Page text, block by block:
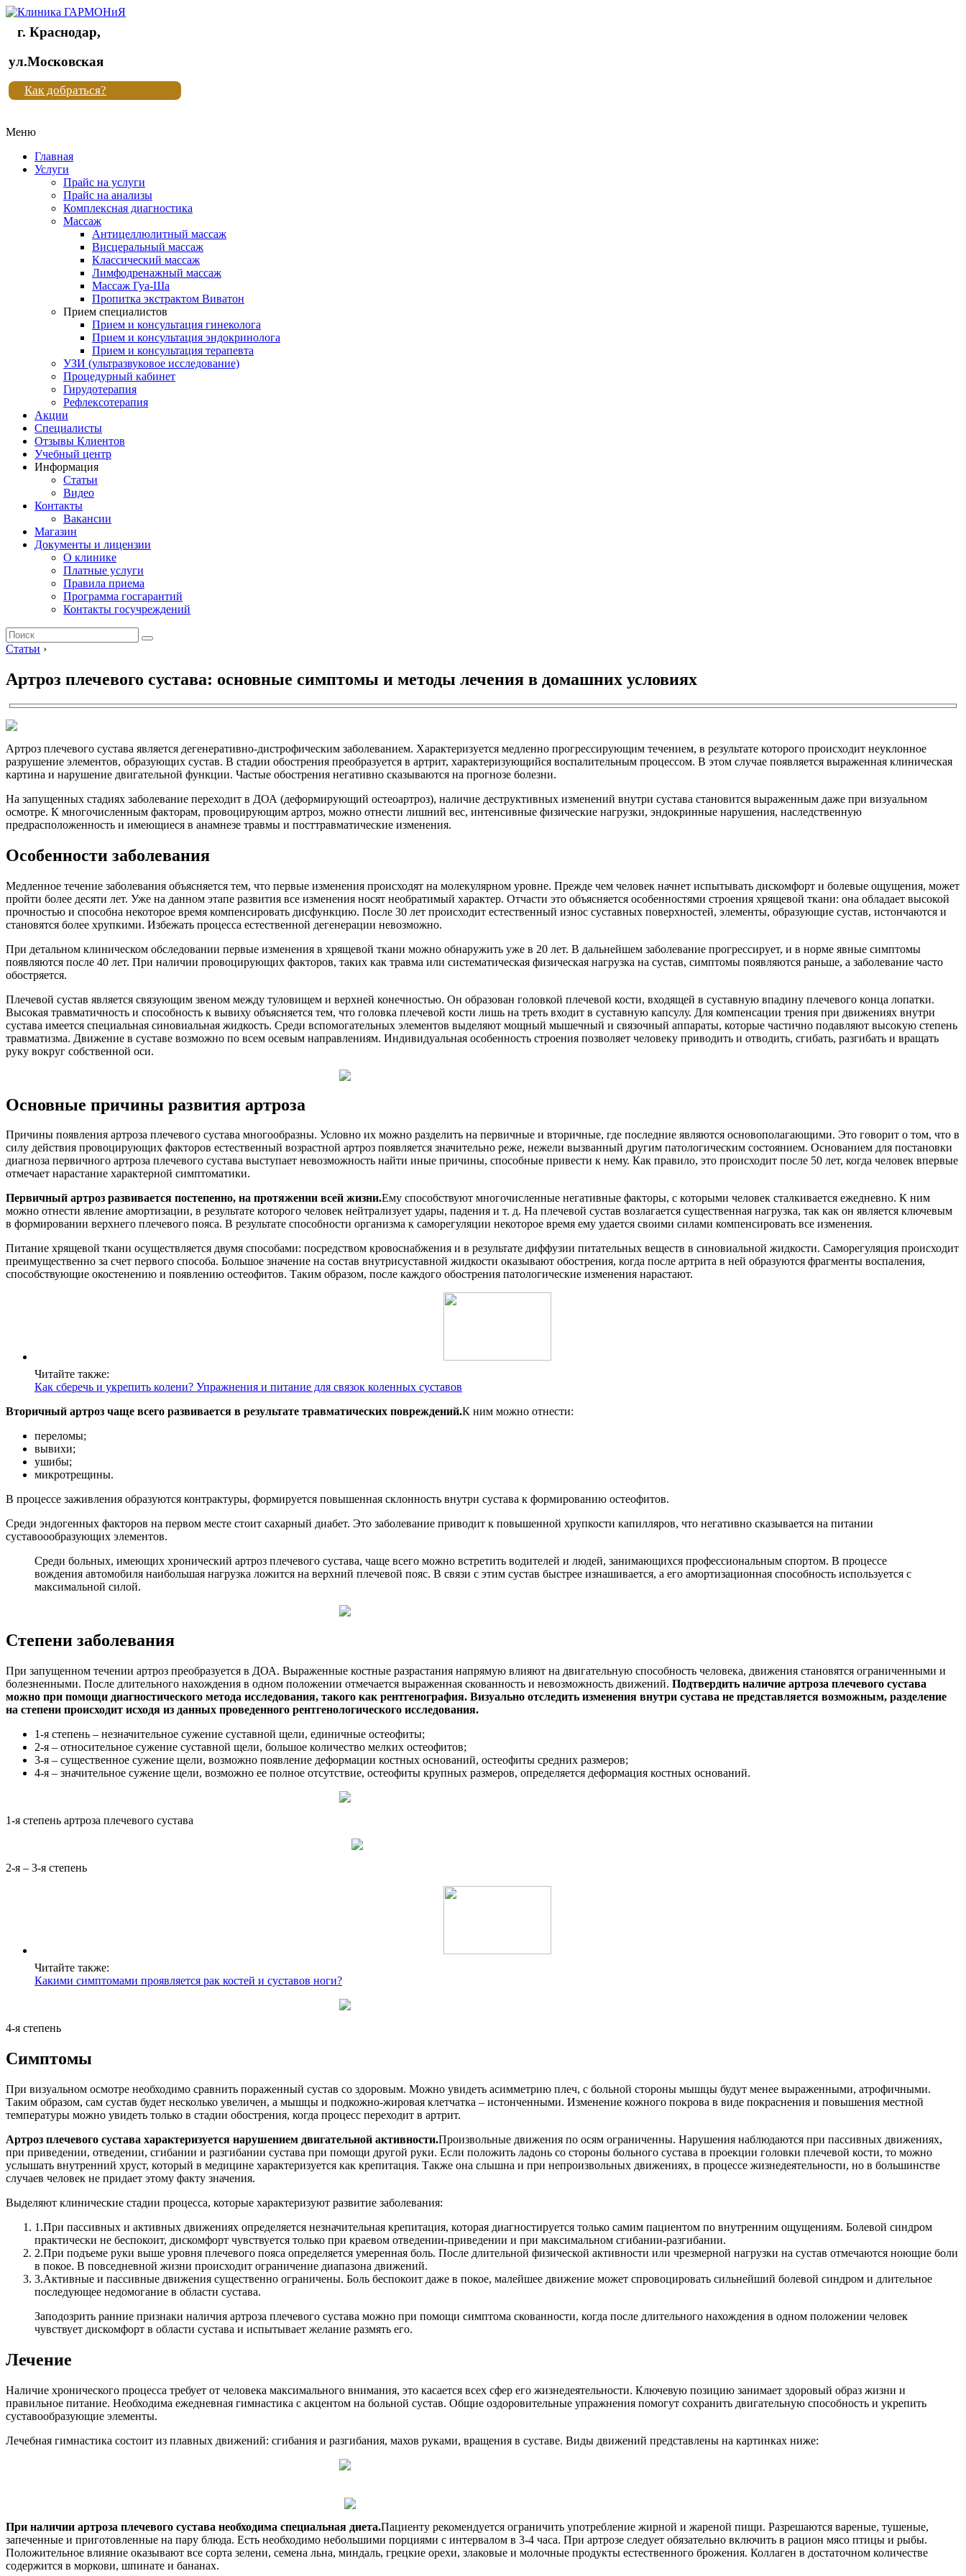
Клиника
"Новая
жизнь"
Клиника
жизнь"
г. Краснодар,
ул.Московская
Как добраться?
Меню
Главная
Услуги
Прайс на услуги
Прайс на анализы
Комплексная диагностика
Массаж
Антицеллюлитный массаж
Висцеральный массаж
Классический массаж
Лимфодренажный массаж
Массаж Гуа-Ша
Пропитка экстрактом Виватон
Прием специалистов
Прием и консультация гинеколога
Прием и консультация эндокринолога
Прием и консультация терапевта
УЗИ (ультразвуковое исследование)
Процедурный кабинет
Гирудотерапия
Рефлексотерапия
Акции
Специалисты
Отзывы Клиентов
Учебный центр
Информация
Статьи
Видео
Контакты
Вакансии
Магазин
Документы и лицензии
О клинике
Платные услуги
Правила приема
Программа госгарантий
Контакты госучреждений
Статьи ›
Артроз плечевого сустава: основные симптомы и методы лечения в домашних условиях
Артроз плечевого сустава является дегенеративно-дистрофическим заболеванием. Характеризуется медленно прогрессирующим течением, в результате которого происходит неуклонное
разрушение элементов, образующих сустав. В стадии обострения преобразуется в артрит, характеризующийся воспалительным процессом. В этом случае появляется выраженная клиническая
картина и нарушение двигательной функции. Частые обострения негативно сказываются на прогнозе болезни.
На запущенных стадиях заболевание переходит в ДОА (деформирующий остеоартроз), наличие деструктивных изменений внутри сустава становится выраженным даже при визуальном
осмотре. К многочисленным факторам, провоцирующим артроз, можно отнести лишний вес, интенсивные физические нагрузки, эндокринные нарушения, наследственную
предрасположенность и имеющиеся в анамнезе травмы и посттравматические изменения.
Особенности заболевания
Медленное течение заболевания объясняется тем, что первые изменения происходят на молекулярном уровне. Прежде чем человек начнет испытывать дискомфорт и болевые ощущения, может
пройти более десяти лет. Уже на данном этапе развития все изменения носят необратимый характер. Отчасти это объясняется особенностями строения хрящевой ткани: она обладает высокой
прочностью и способна некоторое время компенсировать дисфункцию. После 30 лет происходит естественный износ суставных поверхностей, элементы, образующие сустав, истончаются и
становятся более хрупкими. Избежать процесса естественной дегенерации невозможно.
При детальном клиническом обследовании первые изменения в хрящевой ткани можно обнаружить уже в 20 лет. В дальнейшем заболевание прогрессирует, и в норме явные симптомы
появляются после 40 лет. При наличии провоцирующих факторов, таких как травма или систематическая физическая нагрузка на сустав, симптомы появляются раньше, а заболевание часто
обостряется.
Плечевой сустав является связующим звеном между туловищем и верхней конечностью. Он образован головкой плечевой кости, входящей в суставную впадину плечевого конца лопатки.
Высокая травматичность и способность к вывиху объясняется тем, что головка плечевой кости лишь на треть входит в суставную капсулу. Для компенсации трения при движениях внутри
сустава имеется специальная синовиальная жидкость. Среди вспомогательных элементов выделяют мощный мышечный и связочный аппараты, которые частично подавляют высокую степень
травматизма. Движение в суставе возможно по всем осевым направлениям. Индивидуальная особенность строения позволяет человеку приводить и отводить, сгибать, разгибать и вращать
руку вокруг собственной оси.
Основные причины развития артроза
Причины появления артроза плечевого сустава многообразны. Условно их можно разделить на первичные и вторичные, где последние являются основополагающими. Это говорит о том, что в
силу действия провоцирующих факторов естественный возрастной артроз появляется значительно реже, нежели вызванный другим патологическим состоянием. Основанием для постановки
диагноза первичного артроза плечевого сустава выступает невозможность найти иные причины, способные привести к нему. Как правило, это происходит после 50 лет, когда человек впервые
отмечает нарастание характерной симптоматики.
Первичный артроз развивается постепенно, на протяжении всей жизни.Ему способствуют многочисленные негативные факторы, с которыми человек сталкивается ежедневно. К ним
можно отнести явление амортизации, в результате которого человек нейтрализует удары, падения и т. д. На плечевой сустав возлагается существенная нагрузка, так как он является ключевым
в формировании верхнего плечевого пояса. В результате способности организма к саморегуляции некоторое время ему удается своими силами компенсировать все изменения.
Питание хрящевой ткани осуществляется двумя способами: посредством кровоснабжения и в результате диффузии питательных веществ в синовиальной жидкости. Саморегуляция происходит
преимущественно за счет первого способа. Большое значение на состав внутрисуставной жидкости оказывают обострения, когда после артрита в ней образуются фрагменты воспаления,
способствующие окостенению и появлению остеофитов. Таким образом, после каждого обострения патологические изменения нарастают.
Читайте также:
Как сберечь и укрепить колени? Упражнения и питание для связок коленных суставов
Вторичный артроз чаще всего развивается в результате травматических повреждений.К ним можно отнести:
переломы;
вывихи;
ушибы;
микротрещины.
В процессе заживления образуются контрактуры, формируется повышенная склонность внутри сустава к формированию остеофитов.
Среди эндогенных факторов на первом месте стоит сахарный диабет. Это заболевание приводит к повышенной хрупкости капилляров, что негативно сказывается на питании
суставоообразующих элементов.
Среди больных, имеющих хронический артроз плечевого сустава, чаще всего можно встретить водителей и людей, занимающихся профессиональным спортом. В процессе
вождения автомобиля наибольшая нагрузка ложится на верхний плечевой пояс. В связи с этим сустав быстрее изнашивается, а его амортизационная способность используется с
максимальной силой.
Степени заболевания
При запущенном течении артроз преобразуется в ДОА. Выраженные костные разрастания напрямую влияют на двигательную способность человека, движения становятся ограниченными и
болезненными. После длительного нахождения в одном положении отмечается выраженная скованность и невозможность движений. Подтвердить наличие артроза плечевого сустава
можно при помощи диагностического метода исследования, такого как рентгенография. Визуально отследить изменения внутри сустава не представляется возможным, разделение
на степени происходит исходя из данных проведенного рентгенологического исследования.
1-я степень – незначительное сужение суставной щели, единичные остеофиты;
2-я – относительное сужение суставной щели, большое количество мелких остеофитов;
3-я – существенное сужение щели, возможно появление деформации костных оснований, остеофиты средних размеров;
4-я – значительное сужение щели, возможно ее полное отсутствие, остеофиты крупных размеров, определяется деформация костных оснований.
1-я степень артроза плечевого сустава
2-я – 3-я степень
Читайте также:
Какими симптомами проявляется рак костей и суставов ноги?
4-я степень
Симптомы
При визуальном осмотре необходимо сравнить пораженный сустав со здоровым. Можно увидеть асимметрию плеч, с больной стороны мышцы будут менее выраженными, атрофичными.
Таким образом, сам сустав будет несколько увеличен, а мышцы и подкожно-жировая клетчатка – истонченными. Изменение кожного покрова в виде покраснения и повышения местной
температуры можно увидеть только в стадии обострения, когда процесс переходит в артрит.
Артроз плечевого сустава характеризуется нарушением двигательной активности.Произвольные движения по осям ограниченны. Нарушения наблюдаются при пассивных движениях,
при приведении, отведении, сгибании и разгибании сустава при помощи другой руки. Если положить ладонь со стороны больного сустава в проекции головки плечевой кости, то можно
услышать внутренний хруст, который в медицине характеризуется как крепитация. Также она слышна и при непроизвольных движениях, в процессе жизнедеятельности, но в большинстве
случаев человек не придает этому факту значения.
Выделяют клинические стадии процесса, которые характеризуют развитие заболевания:
1.При пассивных и активных движениях определяется незначительная крепитация, которая диагностируется только самим пациентом по внутренним ощущениям. Болевой синдром
практически не беспокоит, дискомфорт чувствуется только при краевом отведении-приведении и при максимальном сгибании-разгибании.
2.При подъеме руки выше уровня плечевого пояса определяется умеренная боль. После длительной физической активности или чрезмерной нагрузки на сустав отмечаются ноющие боли
в покое. В повседневной жизни происходит ограничение диапазона движений.
3.Активные и пассивные движения существенно ограничены. Боль беспокоит даже в покое, малейшее движение может спровоцировать сильнейший болевой синдром и длительное
последующее недомогание в области сустава.
Заподозрить ранние признаки наличия артроза плечевого сустава можно при помощи симптома скованности, когда после длительного нахождения в одном положении человек
чувствует дискомфорт в области сустава и испытывает желание размять его.
Лечение
Наличие хронического процесса требует от человека максимального внимания, это касается всех сфер его жизнедеятельности. Ключевую позицию занимает здоровый образ жизни и
правильное питание. Необходима ежедневная гимнастика с акцентом на больной сустав. Общие оздоровительные упражнения помогут сохранить двигательную способность и укрепить
суставообразующие элементы.
Лечебная гимнастика состоит из плавных движений: сгибания и разгибания, махов руками, вращения в суставе. Виды движений представлены на картинках ниже:
При наличии артроза плечевого сустава необходима специальная диета.Пациенту рекомендуется ограничить употребление жирной и жареной пищи. Разрешаются вареные, тушеные,
запеченные и приготовленные на пару блюда. Есть необходимо небольшими порциями с интервалом в 3-4 часа. При артрозе следует обязательно включить в рацион мясо птицы и рыбы.
Положительное влияние оказывают все сорта зелени, семена льна, миндаль, грецкие орехи, злаковые и молочные продукты естественного брожения. Коллаген в достаточном количестве
содержится в моркови, шпинате и бананах.